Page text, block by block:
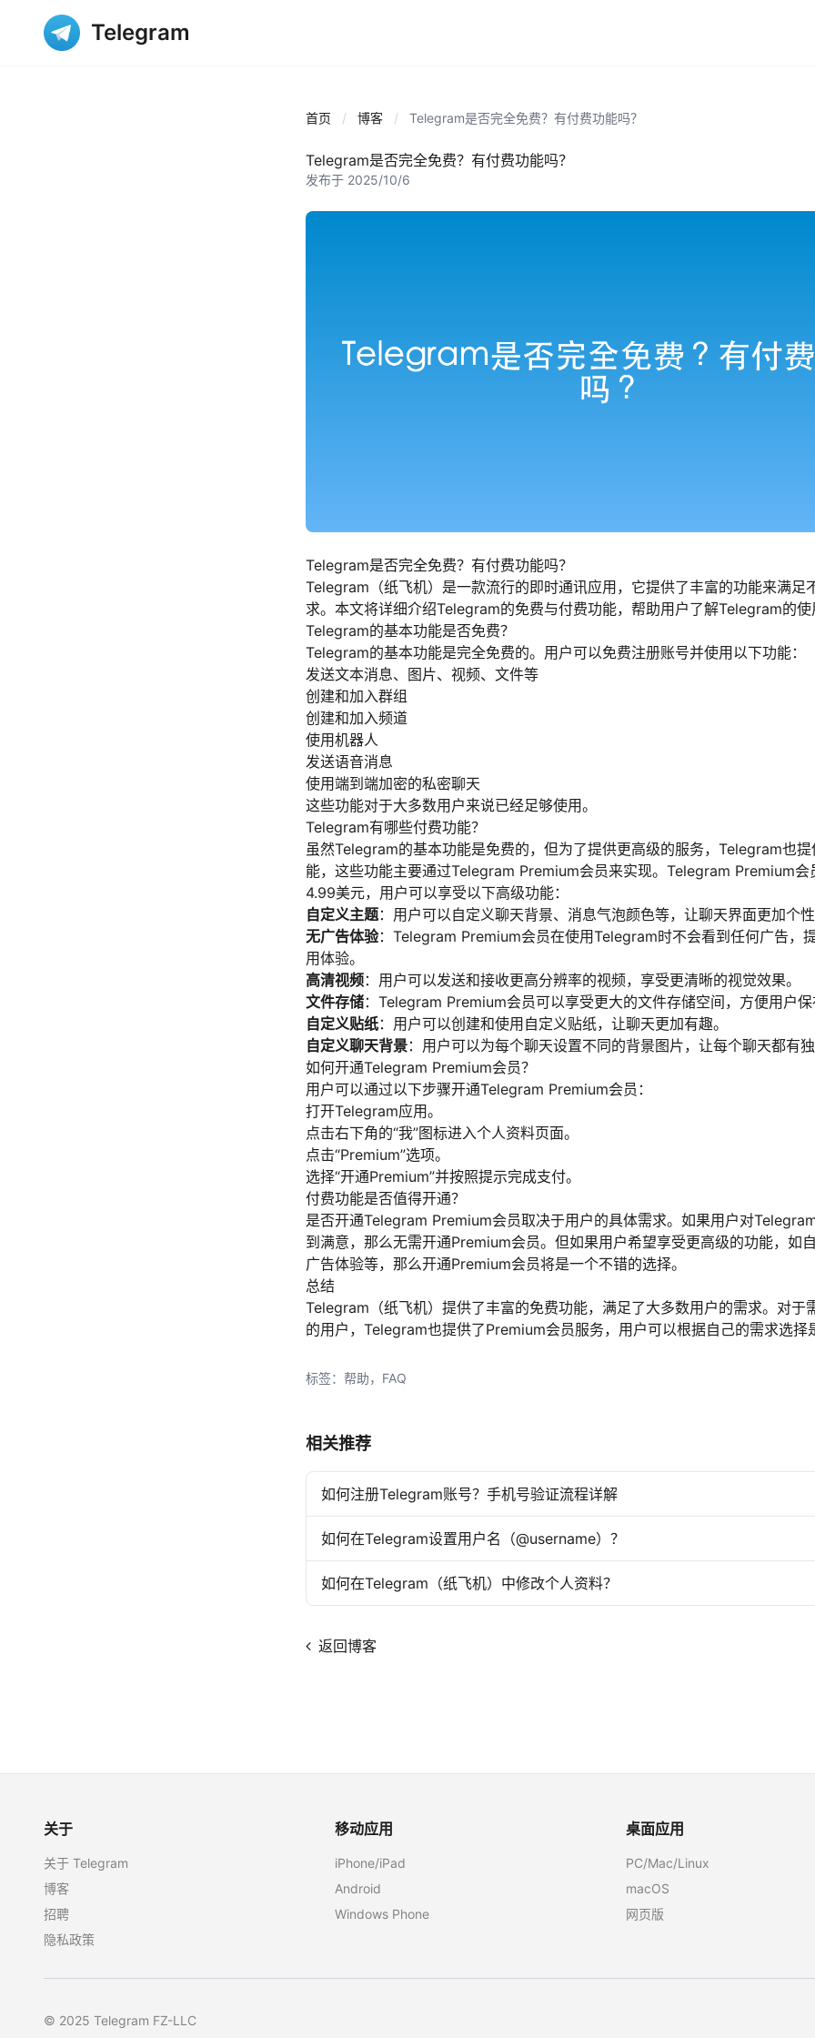
Telegram
首页 / 博客 / Telegram是否完全免费？有付费功能吗？
Telegram是否完全免费？有付费功能吗？
发布于 2025/10/6
Telegram是否完全免费？有付费功能吗？
Telegram（纸飞机）是一款流行的即时通讯应用，它提供了丰富的功能来满足
求。本文将详细介绍Telegram的免费与付费功能，帮助用户了解Telegram的使
Telegram的基本功能是否免费？
Telegram的基本功能是完全免费的。用户可以免费注册账号并使用以下功能：
发送文本消息、图片、视频、文件等
创建和加入群组
创建和加入频道
使用机器人
发送语音消息
使用端到端加密的私密聊天
这些功能对于大多数用户来说已经足够使用。
Telegram有哪些付费功能？
虽然Telegram的基本功能是免费的，但为了提供更高级的服务，Telegram也
能，这些功能主要通过Telegram Premium会员来实现。Telegram Premium会
4.99美元，用户可以享受以下高级功能：
自定义主题：用户可以自定义聊天背景、消息气泡颜色等，让聊天界面更加个性
无广告体验：Telegram Premium会员在使用Telegram时不会看到任何广告，
用体验。
高清视频：用户可以发送和接收更高分辨率的视频，享受更清晰的视觉效果。
文件存储：Telegram Premium会员可以享受更大的文件存储空间，方便用户保
自定义贴纸：用户可以创建和使用自定义贴纸，让聊天更加有趣。
自定义聊天背景：用户可以为每个聊天设置不同的背景图片，让每个聊天都有独
如何开通Telegram Premium会员？
用户可以通过以下步骤开通Telegram Premium会员：
打开Telegram应用。
点击右下角的“我”图标进入个人资料页面。
点击“Premium”选项。
选择“开通Premium”并按照提示完成支付。
付费功能是否值得开通？
是否开通Telegram Premium会员取决于用户的具体需求。如果用户对
到满意，那么无需开通Premium会员。但如果用户希望享受更高级的功能，如
广告体验等，那么开通Premium会员将是一个不错的选择。
总结
Telegram（纸飞机）提供了丰富的免费功能，满足了大多数用户的需求。对于
的用户，Telegram也提供了Premium会员服务，用户可以根据自己的需求选择
标签：帮助，FAQ
相关推荐
如何注册Telegram账号？手机号验证流程详解
如何在Telegram设置用户名（@username）？
如何在Telegram（纸飞机）中修改个人资料？
返回博客
关于
关于 Telegram
博客
招聘
隐私政策
移动应用
iPhone/iPad
Android
Windows Phone
桌面应用
PC/Mac/Linux
macOS
网页版
© 2025 Telegram FZ-LLC